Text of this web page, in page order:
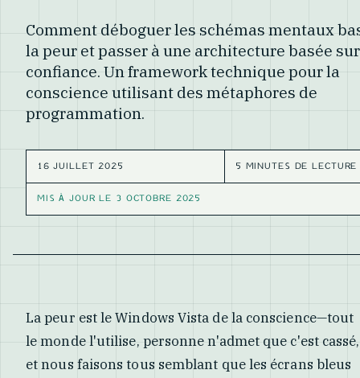
Comment déboguer les schémas mentaux
la peur et passer à une architecture basée
confiance. Un framework technique pour la
conscience utilisant des métaphores de
programmation.
16 JUILLET 2025 5 MINUTES DE LECTURE
MIS À JOUR LE 3 OCTOBRE 2025
La peur est le Windows Vista de la conscience—tout
le monde l'utilise, personne n'admet que c'est cassé,
et nous faisons tous semblant que les écrans bleus